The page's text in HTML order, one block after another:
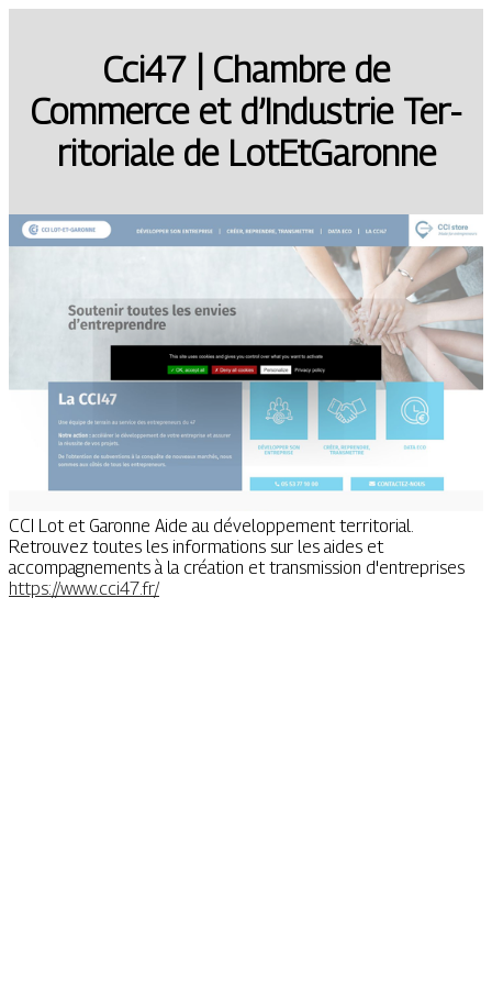
Cci47 | Chambre de
Commerce et d’Industrie Ter­
ritoria­le de LotEtGaronne
CCI Lot et Garonne Aide au développement territorial.
Retrouvez toutes les informations sur les aides et
accompagnements à la création et transmission d'entreprises
https://www.cci47.fr/